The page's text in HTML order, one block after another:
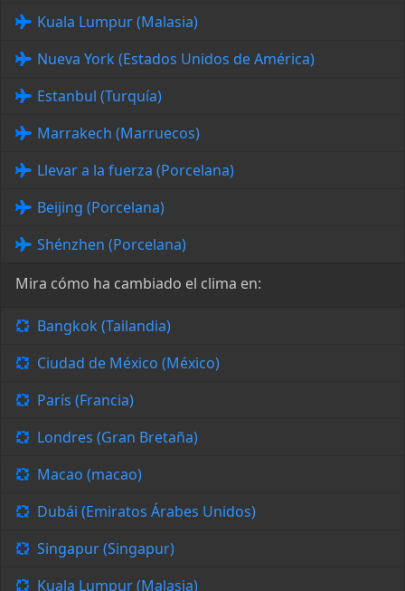
Kuala Lumpur (Malasia)
Nueva York (Estados Unidos de América)
Estanbul (Turquía)
Marrakech (Marruecos)
Llevar a la fuerza (Porcelana)
Beijing (Porcelana)
Shénzhen (Porcelana)
Mira cómo ha cambiado el clima en:
Bangkok (Tailandia)
Ciudad de México (México)
París (Francia)
Londres (Gran Bretaña)
Macao (macao)
Dubái (Emiratos Árabes Unidos)
Singapur (Singapur)
Kuala Lumpur (Malasia)